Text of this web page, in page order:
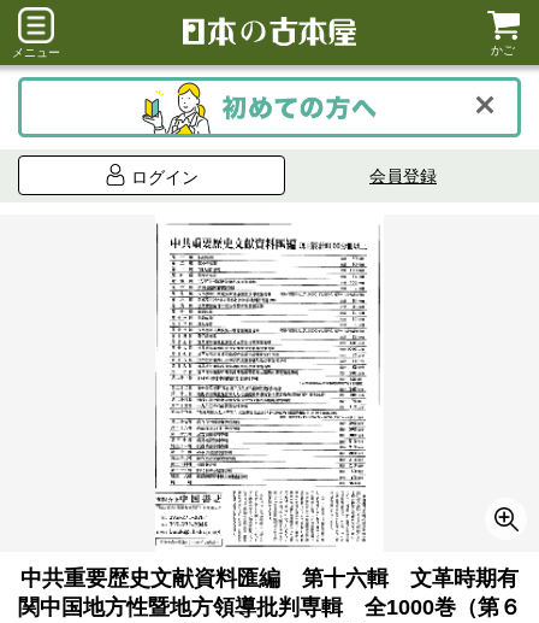
メニュー かご
ログイン 会員登録
中共重要歴史文献資料匯編 第十六輯 文革時期有
関中国地方性暨地方領導批判専輯 全1000巻（第６